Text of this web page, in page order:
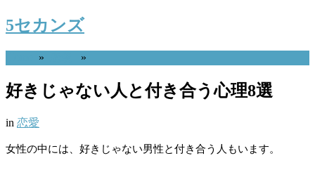
5セカンズ
» »
好きじゃない人と付き合う心理8選
in 恋愛
女性の中には、好きじゃない男性と付き合う人もいます。